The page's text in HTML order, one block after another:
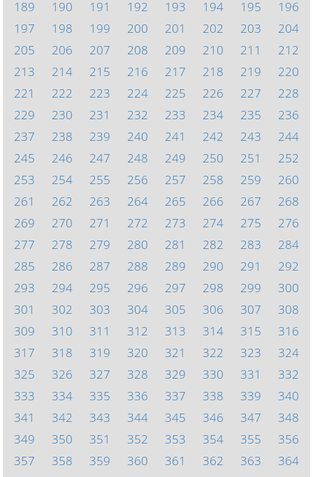
189
190 191 192 193 194 195
196
197
198 199 200 201 202 203
204
205
206 207 208 209 210 211
212
213
214 215 216 217 218 219
220
221
222 223 224 225 226 227
228
229
230 231 232 233 234 235
236
237
238 239 240 241 242 243
244
245
246 247 248 249 250 251
252
253
254 255 256 257 258 259
260
261
262 263 264 265 266 267
268
269
270 271 272 273 274 275
276
277
278 279 280 281 282 283
284
285
286 287 288 289 290 291
292
293
294 295 296 297 298 299
300
301
302 303 304 305 306 307
308
309
310 311 312 313 314 315
316
317
318 319 320 321 322 323
324
325
326 327 328 329 330 331
332
333
334 335 336 337 338 339
340
341
342 343 344 345 346 347
348
349
350 351 352 353 354 355
356
357
358 359 360 361 362 363
364